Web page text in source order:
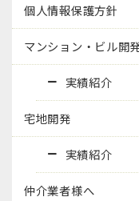
個人情報保護方針
マンション・ビル開
実績紹介
宅地開発
実績紹介
仲介業者様へ